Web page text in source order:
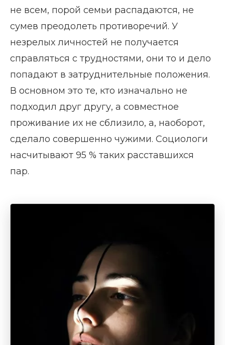
не всем, порой семьи распадаются, не
сумев преодолеть противоречий. У
незрелых личностей не получается
справляться с трудностями, они то и дело
попадают в затруднительные положения.
В основном это те, кто изначально не
подходил друг другу, а совместное
проживание их не сблизило, а, наоборот,
сделало совершенно чужими. Социологи
насчитывают 95 % таких расставшихся
пар.